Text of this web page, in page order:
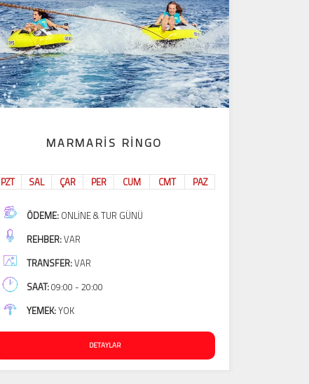
MARMARIS RINGO
PZT SAL ÇAR PER CUM CMT PAZ
ÖDEME: ONLINE & TUR GÜNÜ
REHBER:VAR
TRANSFER:VAR
SAAT:09:00 - 20:00
YEMEK:YOK
DETAYLAR